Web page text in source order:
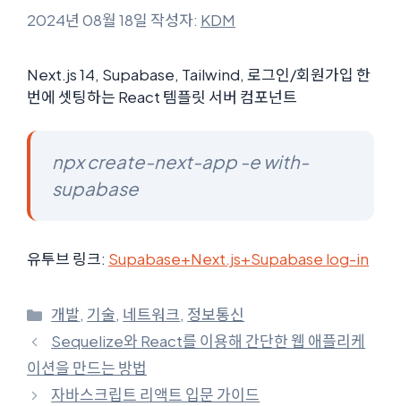
2024년 08월 18일 작성자: KDM
Next.js 14, Supabase, Tailwind, 로그인/회원가입 한
번에 셋팅하는 React 템플릿 서버 컴포넌트
npx create-next-app -e with-
supabase
유투브 링크: Supabase+Next.js+Supabase log-in
카
테
고
리
개발, 기술, 네트워크, 정보통신
Sequelize와 React를 이용해 간단한 웹 애플리케
이션을 만드는 방법
자바스크립트 리액트 입문 가이드